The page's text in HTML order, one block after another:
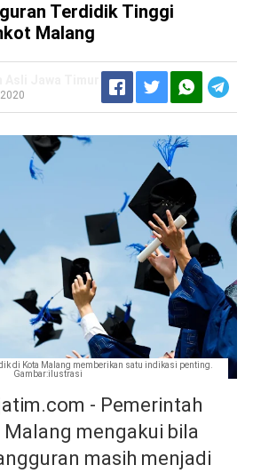
Terdidik Tinggi
Malang
di Kota Malang memberikan satu indikasi penting.
Gambar:ilustrasi
- Pemerintah
mengakui bila
masih menjadi